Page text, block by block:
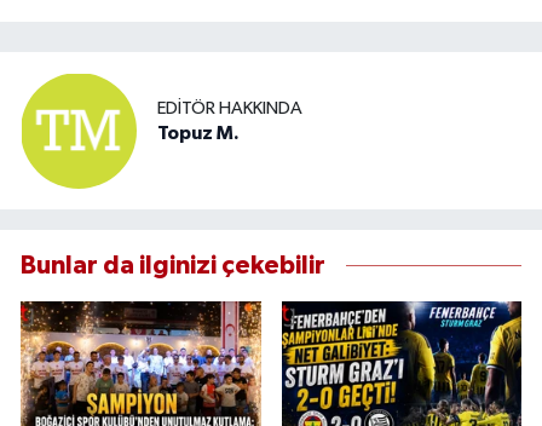
EDITÖR HAKKINDA
Topuz M.
Bunlar da ilginizi çekebilir